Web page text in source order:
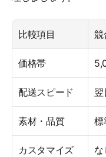
比較項目 競
価格帯
配送スピード 翌
素材・品質 標
カスタマイズ な